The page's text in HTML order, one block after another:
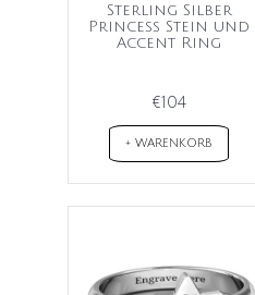
Sterling Silber
Princess Stein und
Accent Ring
€104
+ WARENKORB